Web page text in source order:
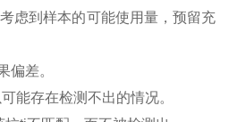
虑到样本的可能使用量，预留充
差。
能存在检测不出的情况。